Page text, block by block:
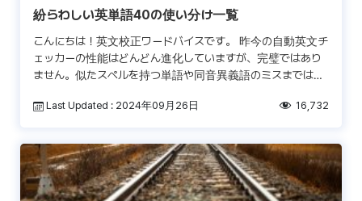
紛らわしい英単語40の使い分け一覧
こんにちは！英文校正ワードバイスです。 昨今の自動英文チ
ェッカーの性能はどんどん進化していますが、完璧ではあり
ません。似たスペルを持つ単語や同音異義語のミスまではキ
[…]Last Updated : 2024年09月26日 16,732